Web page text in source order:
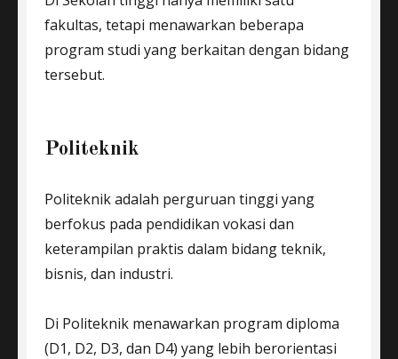
fakultas, tetapi menawarkan beberapa
program studi yang berkaitan dengan bidang
tersebut.
Politeknik
Politeknik adalah perguruan tinggi yang
berfokus pada pendidikan vokasi dan
keterampilan praktis dalam bidang teknik,
bisnis, dan industri.
Di Politeknik menawarkan program diploma
(D1, D2, D3, dan D4) yang lebih berorientasi